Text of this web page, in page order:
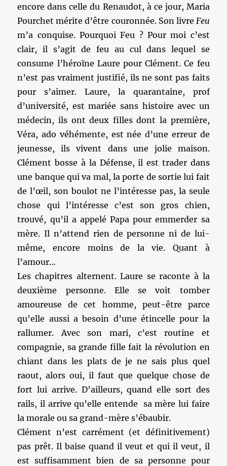
encore dans celle du Renaudot, à ce jour, Maria
Pourchet mérite d’être couronnée. Son livre Feu
m’a conquise. Pourquoi Feu ? Pour moi c’est
clair, il s’agit de feu au cul dans lequel se
consume l’héroïne Laure pour Clément. Ce feu
n’est pas vraiment justifié, ils ne sont pas faits
pour s’aimer. Laure, la quarantaine, prof
d’université, est mariée sans histoire avec un
médecin, ils ont deux filles dont la première,
Véra, ado véhémente, est née d’une erreur de
jeunesse, ils vivent dans une jolie maison.
Clément bosse à la Défense, il est trader dans
une banque qui va mal, la porte de sortie lui fait
de l’œil, son boulot ne l’intéresse pas, la seule
chose qui l’intéresse c’est son gros chien,
trouvé, qu’il a appelé Papa pour emmerder sa
mère. Il n’attend rien de personne ni de lui-
même, encore moins de la vie. Quant à
l’amour…
Les chapitres alternent. Laure se raconte à la
deuxième personne. Elle se voit tomber
amoureuse de cet homme, peut-être parce
qu’elle aussi a besoin d’une étincelle pour la
rallumer. Avec son mari, c’est routine et
compagnie, sa grande fille fait la révolution en
chiant dans les plats de je ne sais plus quel
raout, alors oui, il faut que quelque chose de
fort lui arrive. D’ailleurs, quand elle sort des
rails, il arrive qu’elle entende sa mère lui faire
la morale ou sa grand-mère s’ébaubir.
Clément n’est carrément (et définitivement)
pas prêt. Il baise quand il veut et qui il veut, il
est suffisamment bien de sa personne pour